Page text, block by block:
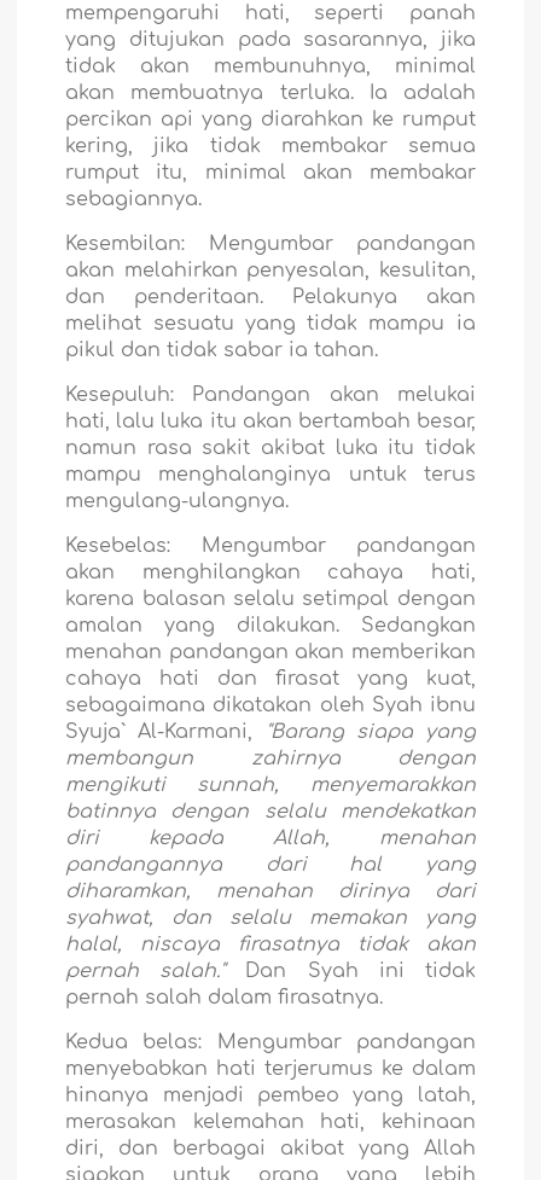
mempengaruhi hati, seperti panah
yang ditujukan pada sasarannya, jika
tidak akan membunuhnya, minimal
akan membuatnya terluka. Ia adalah
percikan api yang diarahkan ke rumput
kering, jika tidak membakar semua
rumput itu, minimal akan membakar
sebagiannya.
Kesembilan: Mengumbar pandangan
akan melahirkan penyesalan, kesulitan,
dan penderitaan. Pelakunya akan
melihat sesuatu yang tidak mampu ia
pikul dan tidak sabar ia tahan.
Kesepuluh: Pandangan akan melukai
hati, lalu luka itu akan bertambah besar,
namun rasa sakit akibat luka itu tidak
mampu menghalanginya untuk terus
mengulang-ulangnya.
Kesebelas: Mengumbar pandangan
akan menghilangkan cahaya hati,
karena balasan selalu setimpal dengan
amalan yang dilakukan. Sedangkan
menahan pandangan akan memberikan
cahaya hati dan firasat yang kuat,
sebagaimana dikatakan oleh Syah ibnu
Syuja` Al-Karmani,
"Barang siapa yang
membangun zahirnya dengan
mengikuti sunnah, menyemarakkan
batinnya dengan selalu mendekatkan
diri kepada Allah, menahan
pandangannya dari hal yang
diharamkan, menahan dirinya dari
syahwat, dan selalu memakan yang
halal, niscaya firasatnya tidak akan
pernah salah."Dan Syah ini tidak
pernah salah dalam firasatnya.
Kedua belas: Mengumbar pandangan
menyebabkan hati terjerumus ke dalam
hinanya menjadi pembeo yang latah,
merasakan kelemahan hati, kehinaan
diri, dan berbagai akibat yang Allah
siapkan untuk orang yang lebih